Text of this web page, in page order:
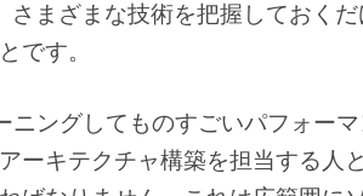
まざまな技術を把握しておく
です。
ングしてものすごいパフォー
ーキテクチャ構築を担当する人